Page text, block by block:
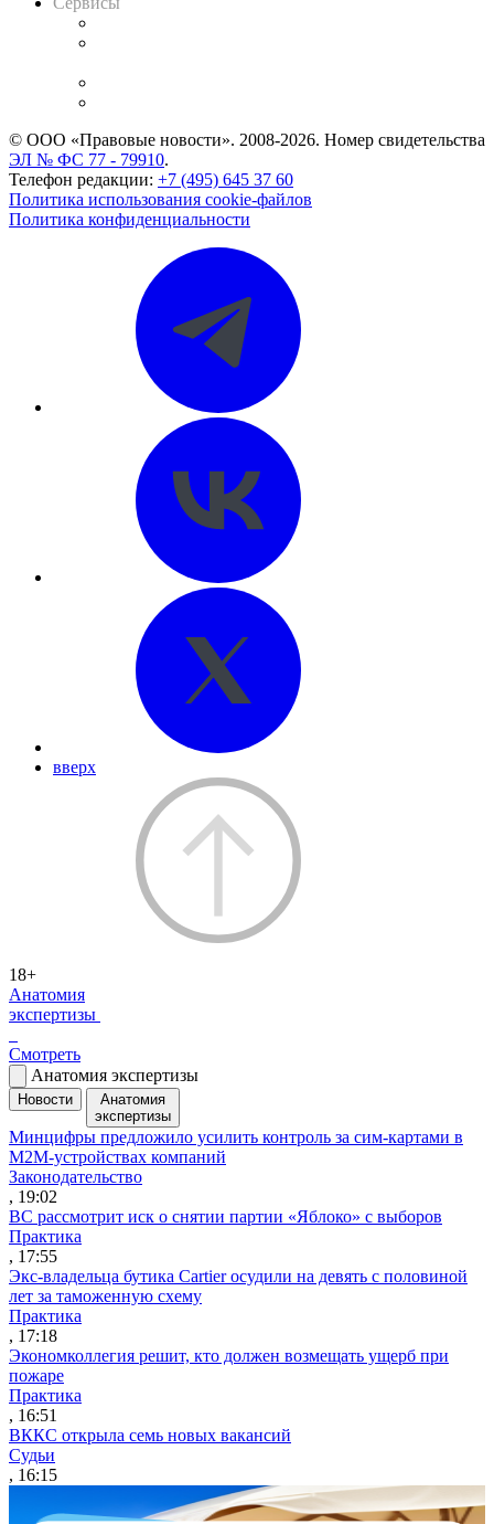
© ООО «Правовые новости». 2008-2026. Номер свидетельства
ЭЛ № ФС 77 - 79910.
Телефон редакции: +7 (495) 645 37 60
Политика использования cookie-файлов
Политика конфиденциальности
вверх
18+
Анатомия
экспертизы
Смотреть
Анатомия экспертизы
Новости
Анатомия
экспертизы
Минцифры предложило усилить контроль за сим-картами в
M2M-устройствах компаний
Законодательство
, 19:02
ВС рассмотрит иск о снятии партии «Яблоко» с выборов
Практика
, 17:55
Экс-владельца бутика Cartier осудили на девять с половиной
лет за таможенную схему
Практика
, 17:18
Экономколлегия решит, кто должен возмещать ущерб при
пожаре
Практика
, 16:51
ВККС открыла семь новых вакансий
Судьи
, 16:15